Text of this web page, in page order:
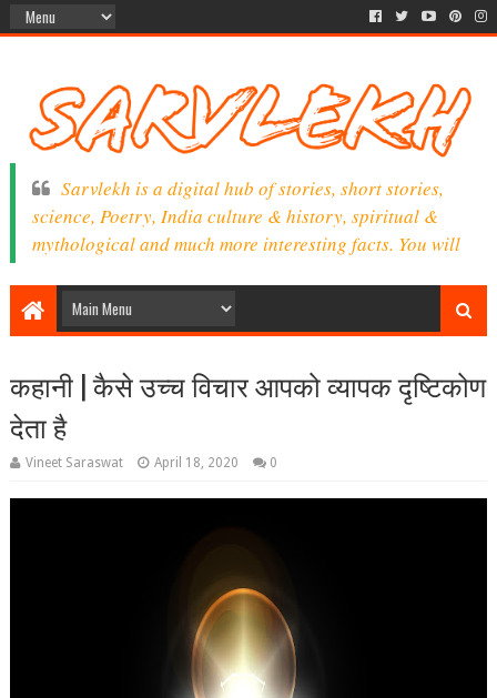
Sarvlekh is a digital hub of stories, short stories,
science, Poetry, India culture & history, spiritual &
mythological and much more interesting facts. You will
knowledge as per your interest.
कहानी | कैसे उच्च विचार आपको व्यापक दृष्टिकोण
देता है
Vineet Saraswat April 18, 2020 0